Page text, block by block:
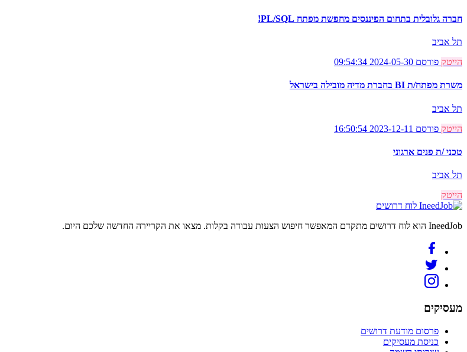
חברה גלובלית בתחום הפיננסים מחפשת מפתח PL/SQL!
תל אביב
הייטק פורסם 2024-05-30 09:54:34
משרת מפתח/ת BI בחברת מדיה מובילה בישראל
תל אביב
הייטק פורסם 2023-12-11 16:50:54
טכני /ת פנים ארגוני
תל אביב
הייטק
לוח דרושים
IneedJob הוא לוח דרושים מתקדם המאפשר חיפוש הצעות עבודה בקלות. מצאו את הקריירה החדשה שלכם היום.
מעסיקים
פרסום מודעת דרושים
כניסת מעסיקים